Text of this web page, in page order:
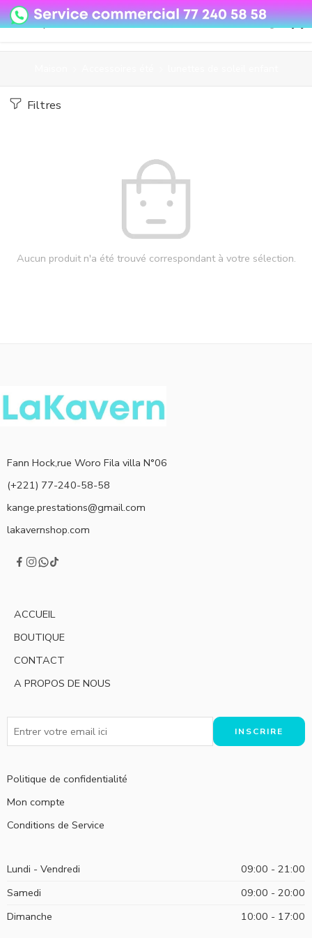
08o35epzeyex8vmjn04i2j4algz26o
Filtres
Aucun produit n'a été trouvé correspondant à votre sélection.
Fann Hock,rue Woro Fila villa N°06
(+221) 77-240-58-58
kange.prestations@gmail.com
lakavernshop.com
ACCUEIL
BOUTIQUE
CONTACT
A PROPOS DE NOUS
Politique de confidentialité
Mon compte
Conditions de Service
Lundi - Vendredi
09:00 - 21:00
Samedi
09:00 - 20:00
Dimanche
10:00 - 17:00